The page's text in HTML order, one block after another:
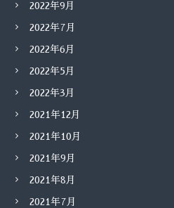
2022年9月
2022年7月
2022年6月
2022年5月
2022年3月
2021年12月
2021年10月
2021年9月
2021年8月
2021年7月